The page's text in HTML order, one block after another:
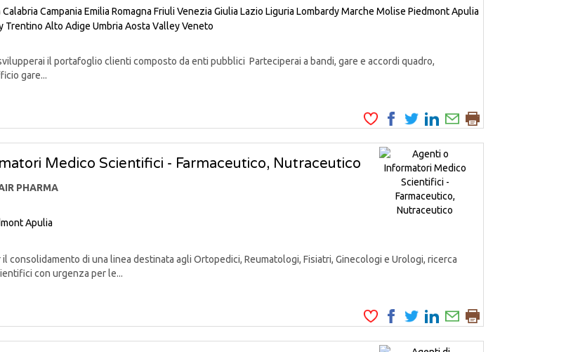
Calabria Campania Emilia Romagna Friuli Venezia Giulia Lazio Liguria LombardyMarche Molise PiedmontApulia
Trentino Alto Adige Umbria Aosta ValleyVeneto
il portafoglio clienti composto da enti pubblici Parteciperai a bandi, gare e accordi quadro,
gare...
Medico Scientifici - Farmaceutico, Nutraceutico
PHARMA
Apulia
il consolidamento di una linea destinata agli Ortopedici, Reumatologi, Fisiatri, Ginecologi e Urologi, ricerca
con urgenza per le...